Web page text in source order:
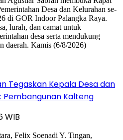
Tegaskan Kepala Desa dan
Pembangunan Kalteng
WIB